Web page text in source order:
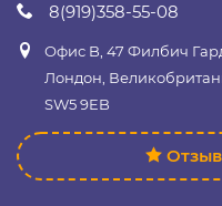
8(919)358-55-08
Офис B, 47 Филбич
Лондон,
SW5 9EB